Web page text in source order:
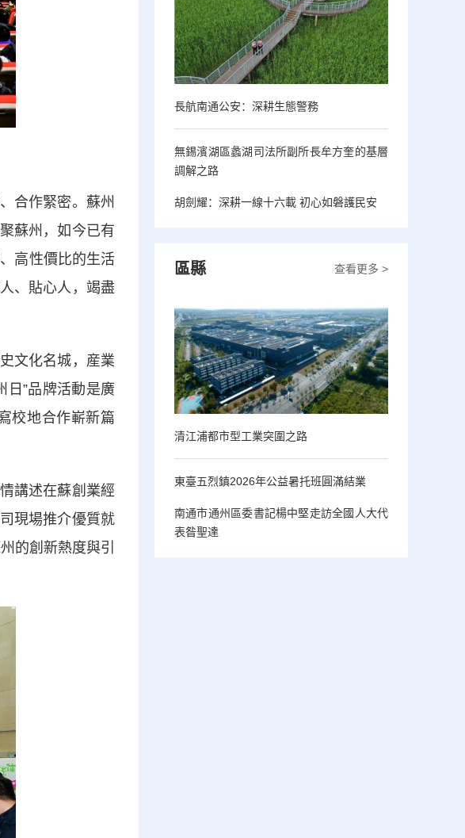
合作緊密。蘇州
蘇州，如今已有
高性價比的生活
、貼心人，竭盡
文化名城，産業
日”品牌活動是廣
校地合作嶄新篇
講述在蘇創業經
現場推介優質就
的創新熱度與引
長航南通公安：深耕生態警務
無錫濱湖區蠡湖司法所副所長牟方奎的基層
調解之路
胡劍耀：深耕一線十六載 初心如磐護民安
查看更多 >
區縣
清江浦都市型工業突圍之路
東臺五烈鎮2026年公益暑托班圓滿結業
南通市通州區委書記楊中堅走訪全國人大代
表昝聖達